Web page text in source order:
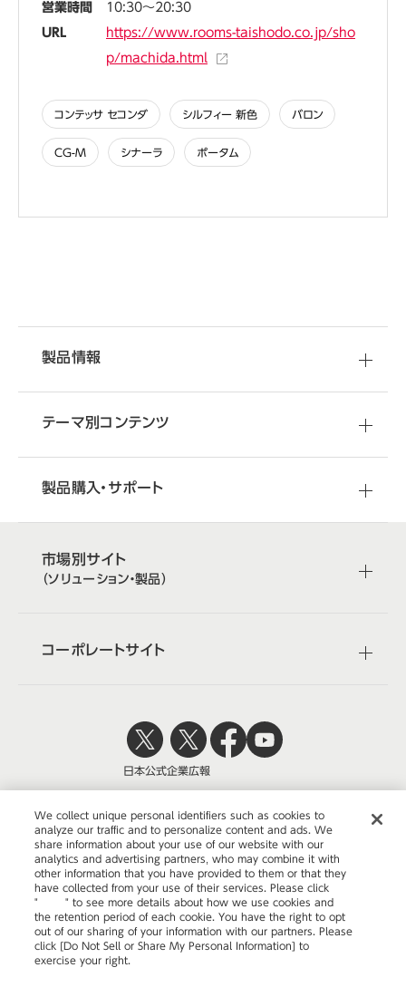
営業時間
10:30～20:30
URL
https://www.rooms-taishodo.co.jp/sho
p/machida.html
コンテッサ セコンダ シルフィー 新色 バロン
CG-M シナーラ ポータム
製品情報
テーマ別コンテンツ
製品購入・サポート
市場別サイト
（ソリューション・製品）
コーポレートサイト
株式会社オカムラ
ウェブサイトのご利用について
プライバシーポリシー
日本公式企業広報
We collect unique personal identifiers such as cookies to
analyze our traffic and to personalize content and ads. We
share information about your use of our website with our
analytics and advertising partners, who may combine it with
other information that you have provided to them or that they
have collected from your use of their services. Please click
"
here" to see more details about how we use cookies and
the retention period of each cookie. You have the right to opt
out of our sharing of your information with our partners. Please
click [Do Not Sell or Share My Personal Information] to
exercise your right.